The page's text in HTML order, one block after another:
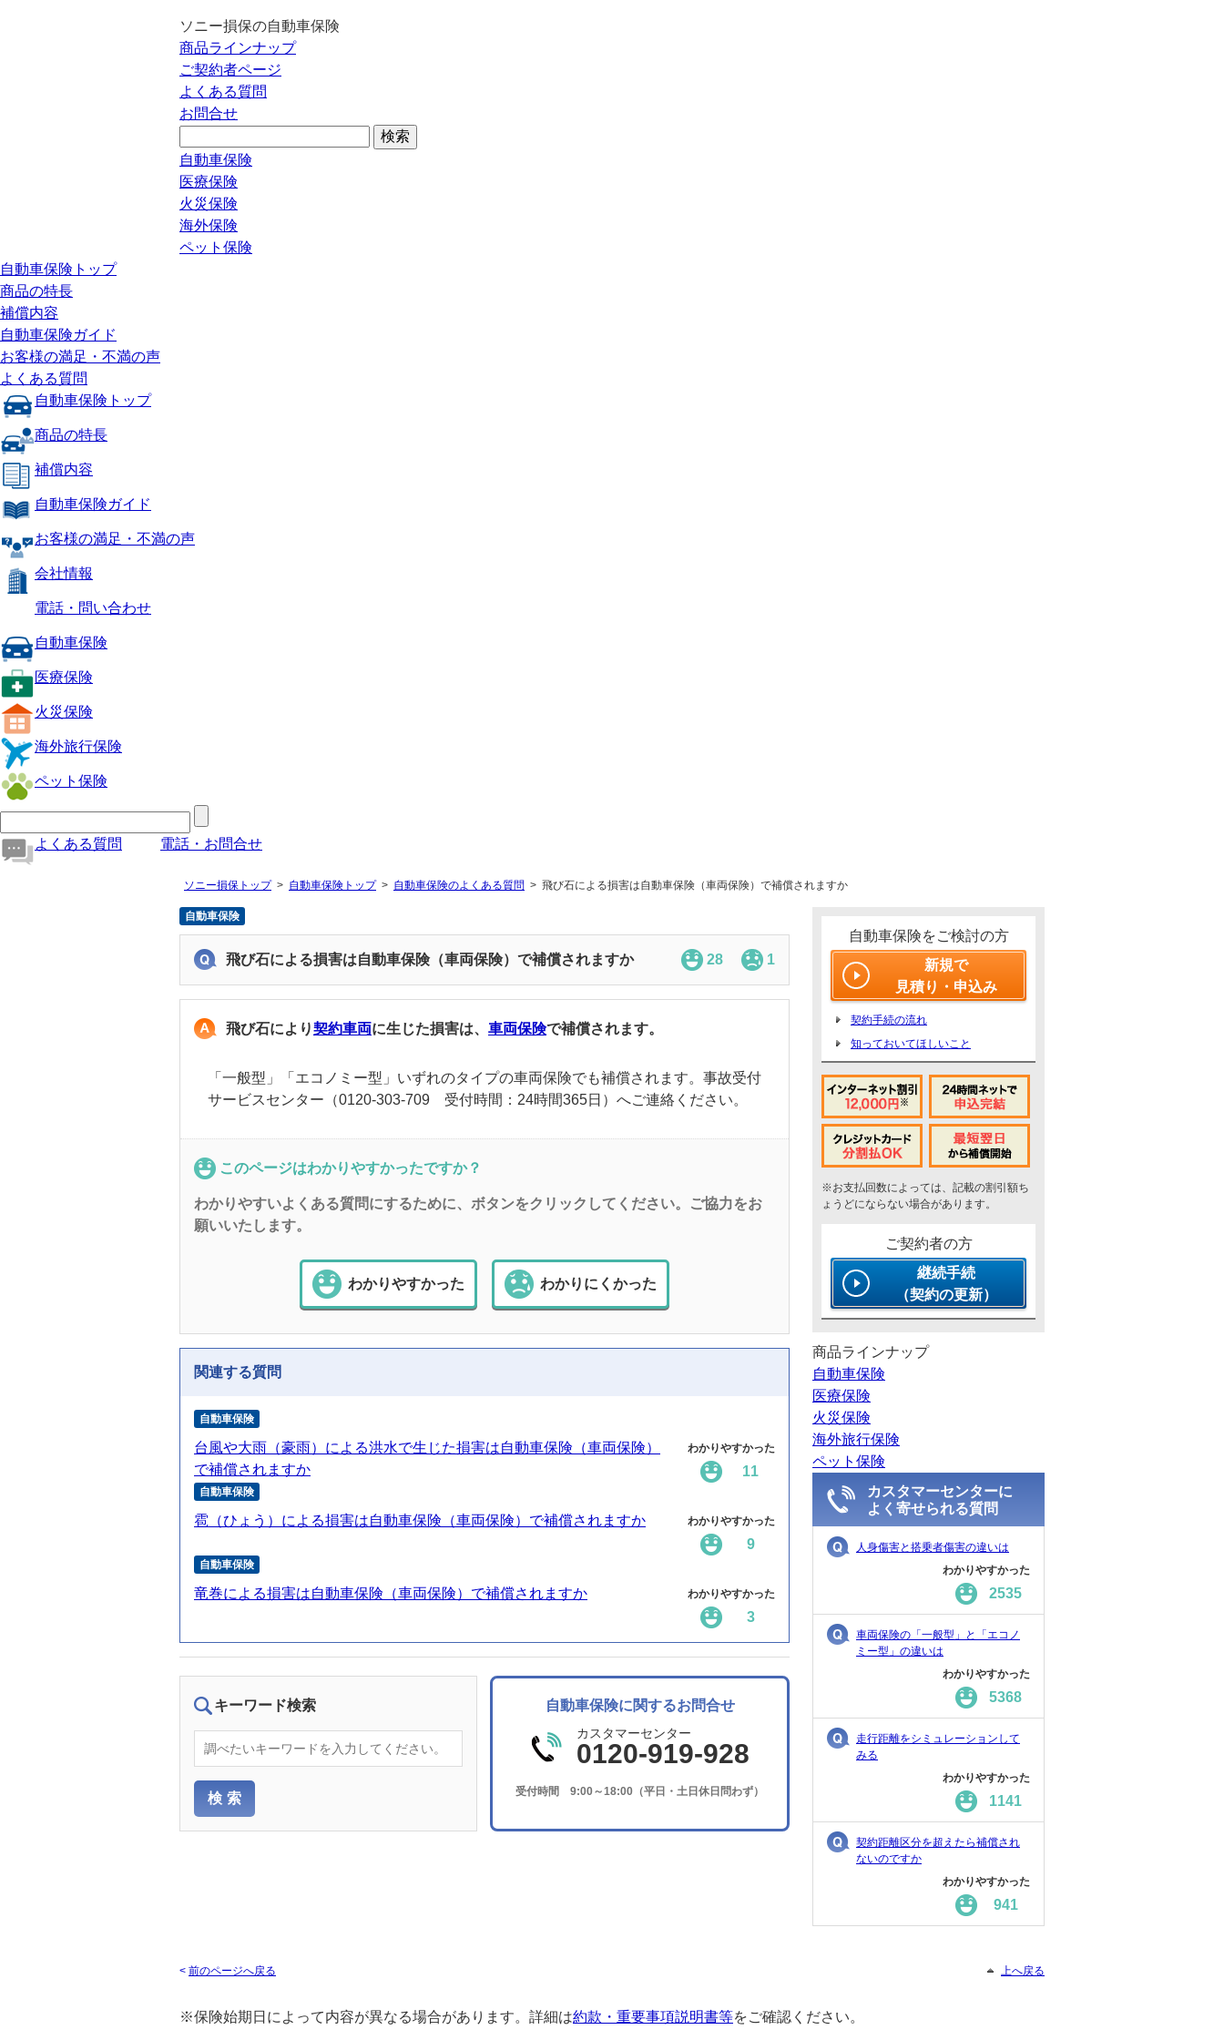
ソニー損保の自動車保険
商品ラインナップ
ご契約者ページ
よくある質問
お問合せ
自動車保険
医療保険
火災保険
海外保険
ペット保険
自動車保険トップ
商品の特長
補償内容
自動車保険ガイド
お客様の満足・不満の声
よくある質問
自動車保険トップ
商品の特長
補償内容
自動車保険ガイド
お客様の満足・不満の声
会社情報
電話・問い合わせ
自動車保険
医療保険
火災保険
海外旅行保険
ペット保険
よくある質問 電話・お問合せ
ソニー損保トップ 自動車保険トップ 自動車保険のよくある質問 飛び石による損害は自動車保険（車両保険）で補償されますか
自動車保険
飛び石による損害は自動車保険（車両保険）で補償されますか 28 1
飛び石により契約車両に生じた損害は、 車両保険で補償されます。
「一般型」「エコノミー型」いずれのタイプの車両保険でも補償されます。事故受付
サービスセンター（0120-303-709 受付時間：24時間365日）へご連絡ください。
このページはわかりやすかったですか？
わかりやすいよくある質問にするために、ボタンをクリックしてください。ご協力をお
願いいたします。
わかりやすかった わかりにくかった
関連する質問
自動車保険
台風や大雨（豪雨）による洪水で生じた損害は自動車保険（車両保険）
で補償されますか
わかりやすかった
11
自動車保険
雹（ひょう）による損害は自動車保険（車両保険）で補償されますか わかりやすかった
9
自動車保険
竜巻による損害は自動車保険（車両保険）で補償されますか わかりやすかった
3
キーワード検索 自動車保険に関するお問合せ
カスタマーセンター
0120-919-928
受付時間 9:00～18:00（平日・土日休日問わず）
自動車保険をご検討の方
新規で
見積り・申込み
契約手続の流れ
知っておいてほしいこと
※お支払回数によっては、記載の割引額ち
ょうどにならない場合があります。
ご契約者の方
継続手続
（契約の更新）
商品ラインナップ
自動車保険
医療保険
火災保険
海外旅行保険
ペット保険
カスタマーセンターに
よく寄せられる質問
人身傷害と搭乗者傷害の違いは
わかりやすかった
2535
車両保険の「一般型」と「エコノ
ミー型」の違いは
わかりやすかった
5368
走行距離をシミュレーションして
みる
わかりやすかった
1141
契約距離区分を超えたら補償され
ないのですか
わかりやすかった
941
上へ戻る
< 前のページへ戻る
※保険始期日によって内容が異なる場合があります。詳細は約款・重要事項説明書等をご確認ください。